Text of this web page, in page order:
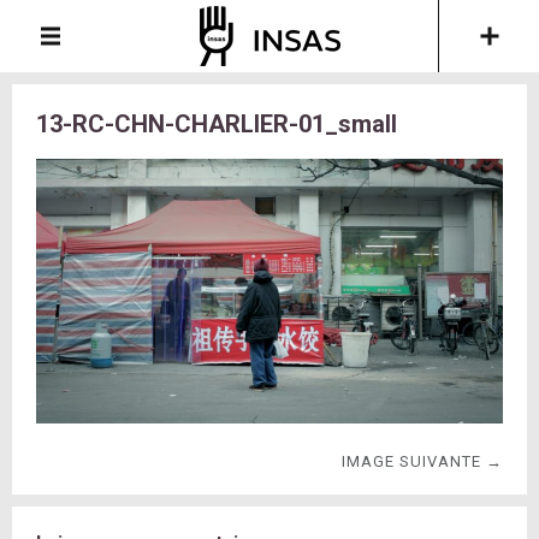
13-RC-CHN-CHARLIER-01_small
IMAGE SUIVANTE →